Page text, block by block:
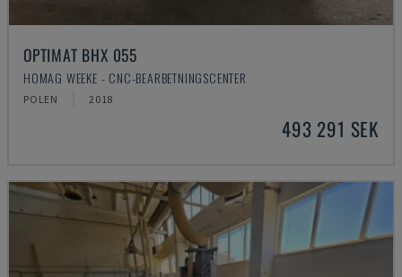
OPTIMAT BHX 055
HOMAG WEEKE - CNC-BEARBETNINGSCENTER
POLEN 2018
493 291 SEK